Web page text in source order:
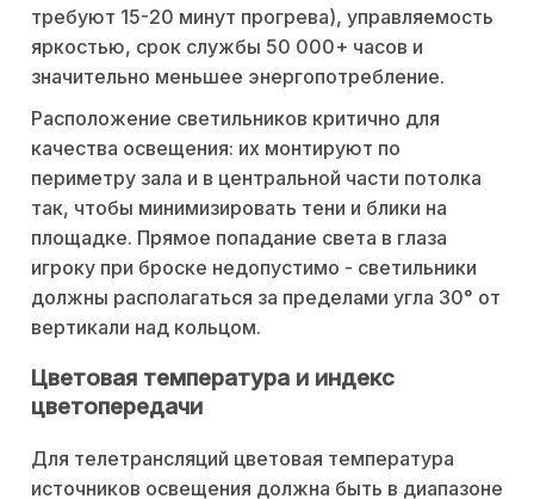
требуют 15-20 минут прогрева), управляемость
яркостью, срок службы 50 000+ часов и
значительно меньшее энергопотребление.
Расположение светильников критично для
качества освещения: их монтируют по
периметру зала и в центральной части потолка
так, чтобы минимизировать тени и блики на
площадке. Прямое попадание света в глаза
игроку при броске недопустимо - светильники
должны располагаться за пределами угла 30° от
вертикали над кольцом.
Цветовая температура и индекс
цветопередачи
Для телетрансляций цветовая температура
источников освещения должна быть в диапазоне